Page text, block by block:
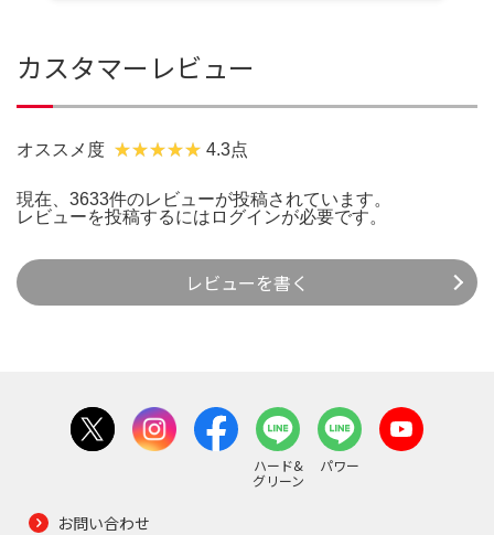
カスタマーレビュー
オススメ度 4.3点
現在、3633件のレビューが投稿されています。
レビューを投稿するには ログインが必要です。
レビューを書く
ハード&
グリーン
パワー
お問い合わせ